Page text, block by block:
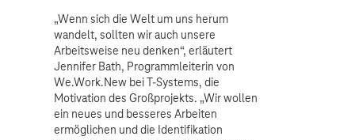
„Wenn sich die Welt um uns herum
wandelt, sollten wir auch unsere
Arbeitsweise neu denken“, erläutert
Jennifer Bath, Programmleiterin von
We.Work.New bei T-Systems, die
Motivation des Großprojekts. „Wir wollen
ein neues und besseres Arbeiten
ermöglichen und die Identifikation